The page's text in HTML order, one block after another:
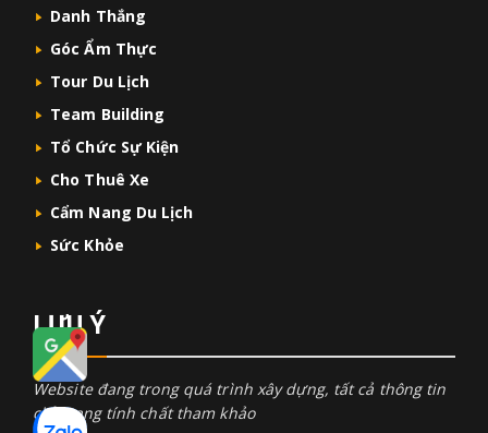
Danh Thắng
Góc Ẩm Thực
Tour Du Lịch
Team Building
Tổ Chức Sự Kiện
Cho Thuê Xe
Cẩm Nang Du Lịch
Sức Khỏe
LƯU Ý
Website đang trong quá trình xây dựng, tất cả thông tin
chỉ mang tính chất tham khảo